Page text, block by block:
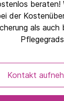
beraten!
der
als auch
Kontakt